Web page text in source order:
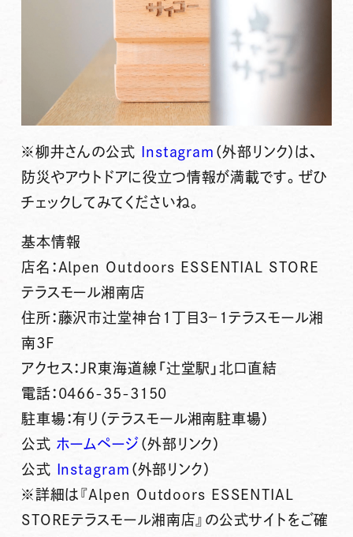
※柳井さんの公式 Instagram （外部リンク）は、
防災やアウトドアに役立つ情報が満載です。ぜひ
チェックしてみてくださいね。
基本情報
店名：Alpen Outdoors ESSENTIAL STORE
テラスモール湘南店
住所：藤沢市辻堂神台1丁目3−1テラスモール湘
南3F
アクセス：JR東海道線「辻堂駅」北口直結
電話：0466-35-3150
駐車場：有り（テラスモール湘南駐車場）
公式 ホームページ （外部リンク）
公式
Instagram （外部リンク）
※詳細は『Alpen Outdoors ESSENTIAL
STOREテラスモール湘南店』の公式サイトをご確